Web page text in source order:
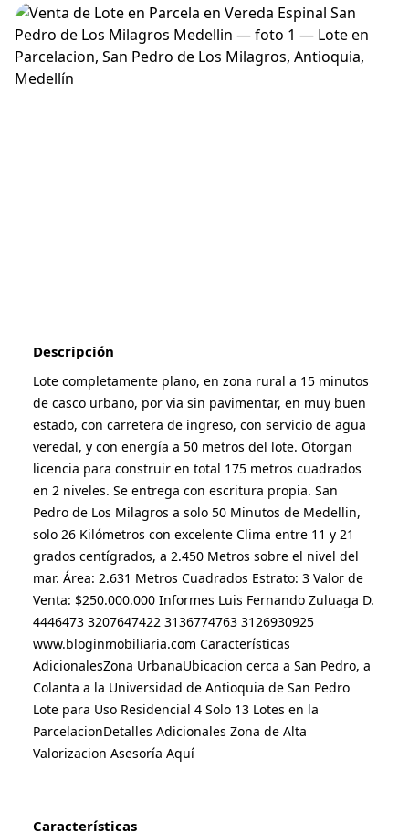
Descripción
Lote completamente plano, en zona rural a 15 minutos
de casco urbano, por via sin pavimentar, en muy buen
estado, con carretera de ingreso, con servicio de agua
veredal, y con energía a 50 metros del lote. Otorgan
licencia para construir en total 175 metros cuadrados
en 2 niveles. Se entrega con escritura propia. San
Pedro de Los Milagros a solo 50 Minutos de Medellin,
solo 26 Kilómetros con excelente Clima entre 11 y 21
grados centígrados, a 2.450 Metros sobre el nivel del
mar. Área: 2.631 Metros Cuadrados Estrato: 3 Valor de
Venta: $250.000.000 Informes Luis Fernando Zuluaga D.
4446473 3207647422 3136774763 3126930925
www.bloginmobiliaria.com Características
AdicionalesZona UrbanaUbicacion cerca a San Pedro, a
Colanta a la Universidad de Antioquia de San Pedro
Lote para Uso Residencial 4 Solo 13 Lotes en la
ParcelacionDetalles Adicionales Zona de Alta
Valorizacion Asesoría Aquí
Características